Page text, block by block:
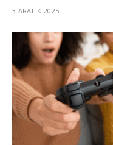
3 ARALIK 2025